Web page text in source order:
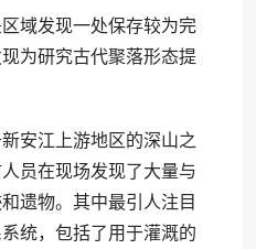
域发现一处保存较为完
为研究古代聚落形态提
安江上游地区的深山之
员在现场发现了大量与
遗物。其中最引人注目
统，包括了用于灌溉的